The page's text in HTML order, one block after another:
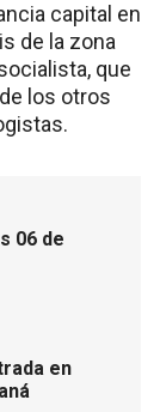
capital en
de la zona
que
los otros
06 de
en